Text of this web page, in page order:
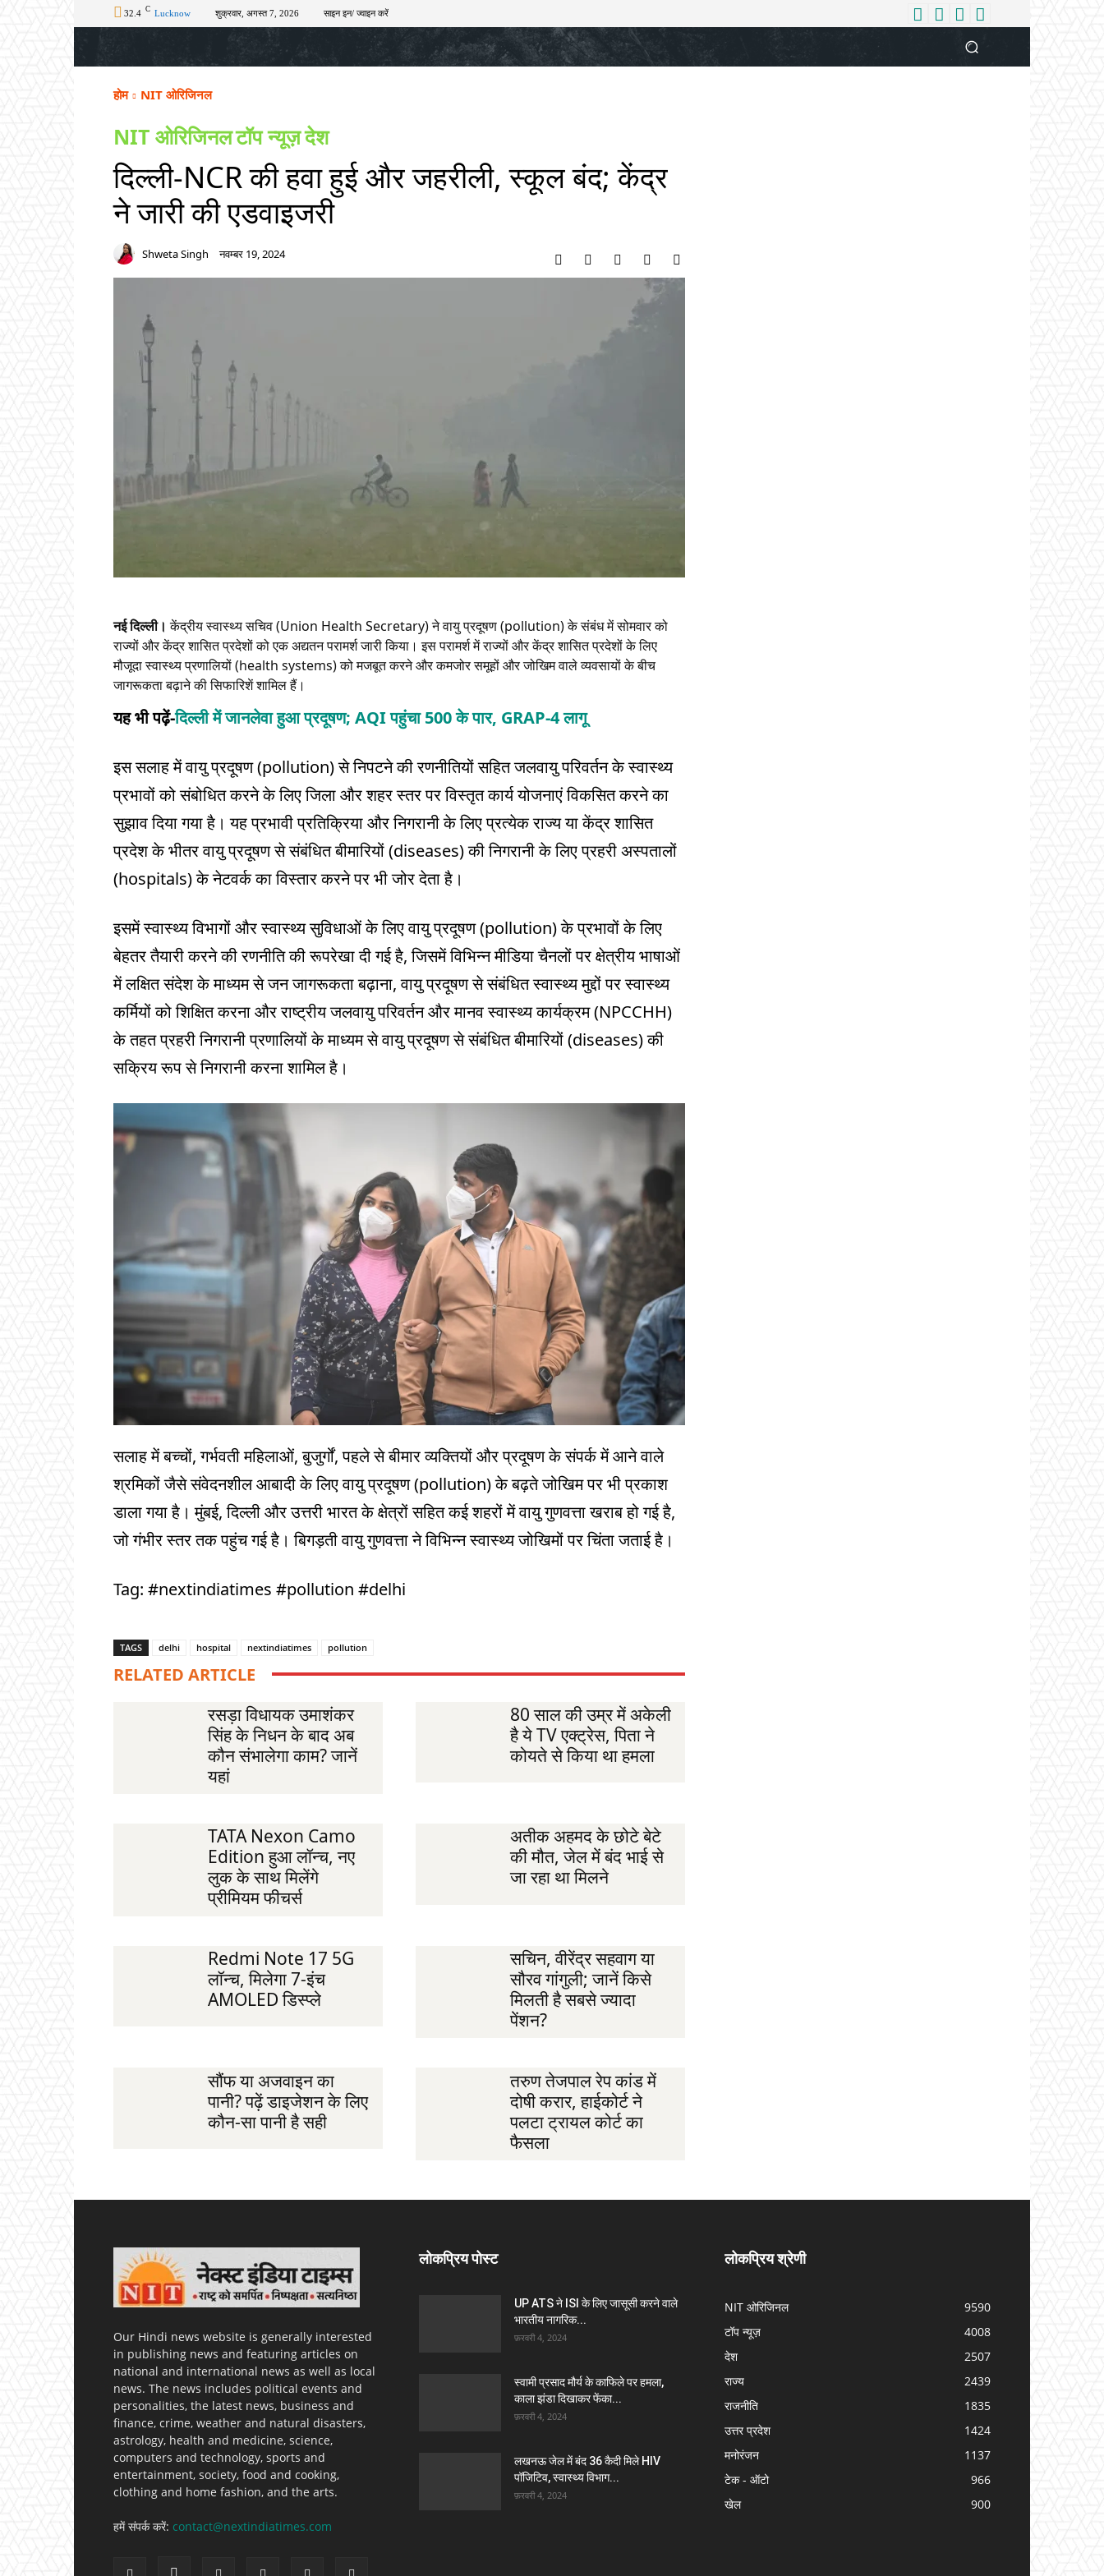
32.4 C Lucknow शुक्रवार, अगस्त 7, 2026 साइन इन/ ज्वाइन करें
अपराध चुनाव खेल टेक – ऑटो राज्य मनोरंजन लाइफस्टाइल बिजनेस आपकी आवाज
होम NIT ओरिजिनल
NIT ओरिजिनलटॉप न्यूज़देश
दिल्ली-NCR की हवा हुई और जहरीली, स्कूल बंद; केंद्र
ने जारी की एडवाइजरी
Shweta Singh नवम्बर 19, 2024
नई दिल्ली। केंद्रीय स्वास्थ्य सचिव (Union Health Secretary) ने वायु प्रदूषण (pollution) के संबंध में सोमवार को
राज्यों और केंद्र शासित प्रदेशों को एक अद्यतन परामर्श जारी किया। इस परामर्श में राज्यों और केंद्र शासित प्रदेशों के लिए
मौजूदा स्वास्थ्य प्रणालियों (health systems) को मजबूत करने और कमजोर समूहों और जोखिम वाले व्यवसायों के बीच
जागरूकता बढ़ाने की सिफारिशें शामिल हैं।
यह भी पढ़ें-दिल्ली में जानलेवा हुआ प्रदूषण; AQI पहुंचा 500 के पार, GRAP-4 लागू
इस सलाह में वायु प्रदूषण (pollution) से निपटने की रणनीतियों सहित जलवायु परिवर्तन के स्वास्थ्य
प्रभावों को संबोधित करने के लिए जिला और शहर स्तर पर विस्तृत कार्य योजनाएं विकसित करने का
सुझाव दिया गया है। यह प्रभावी प्रतिक्रिया और निगरानी के लिए प्रत्येक राज्य या केंद्र शासित
प्रदेश के भीतर वायु प्रदूषण से संबंधित बीमारियों (diseases) की निगरानी के लिए प्रहरी अस्पतालों
(hospitals) के नेटवर्क का विस्तार करने पर भी जोर देता है।
इसमें स्वास्थ्य विभागों और स्वास्थ्य सुविधाओं के लिए वायु प्रदूषण (pollution) के प्रभावों के लिए
बेहतर तैयारी करने की रणनीति की रूपरेखा दी गई है, जिसमें विभिन्न मीडिया चैनलों पर क्षेत्रीय भाषाओं
में लक्षित संदेश के माध्यम से जन जागरूकता बढ़ाना, वायु प्रदूषण से संबंधित स्वास्थ्य मुद्दों पर स्वास्थ्य
कर्मियों को शिक्षित करना और राष्ट्रीय जलवायु परिवर्तन और मानव स्वास्थ्य कार्यक्रम (NPCCHH)
के तहत प्रहरी निगरानी प्रणालियों के माध्यम से वायु प्रदूषण से संबंधित बीमारियों (diseases) की
सक्रिय रूप से निगरानी करना शामिल है।
सलाह में बच्चों, गर्भवती महिलाओं, बुजुर्गों, पहले से बीमार व्यक्तियों और प्रदूषण के संपर्क में आने वाले
श्रमिकों जैसे संवेदनशील आबादी के लिए वायु प्रदूषण (pollution) के बढ़ते जोखिम पर भी प्रकाश
डाला गया है। मुंबई, दिल्ली और उत्तरी भारत के क्षेत्रों सहित कई शहरों में वायु गुणवत्ता खराब हो गई है,
जो गंभीर स्तर तक पहुंच गई है। बिगड़ती वायु गुणवत्ता ने विभिन्न स्वास्थ्य जोखिमों पर चिंता जताई है।
Tag: #nextindiatimes #pollution #delhi
TAGS delhi hospital nextindiatimes pollution
RELATED ARTICLE
रसड़ा विधायक उमाशंकर
सिंह के निधन के बाद अब
कौन संभालेगा काम? जानें
यहां
80 साल की उम्र में अकेली
है ये TV एक्ट्रेस, पिता ने
कोयते से किया था हमला
TATA Nexon Camo
Edition हुआ लॉन्च, नए
लुक के साथ मिलेंगे
प्रीमियम फीचर्स
अतीक अहमद के छोटे बेटे
की मौत, जेल में बंद भाई से
जा रहा था मिलने
Redmi Note 17 5G
लॉन्च, मिलेगा 7-इंच
AMOLED डिस्प्ले
सचिन, वीरेंद्र सहवाग या
सौरव गांगुली; जानें किसे
मिलती है सबसे ज्यादा
पेंशन?
सौंफ या अजवाइन का
पानी? पढ़ें डाइजेशन के लिए
कौन-सा पानी है सही
तरुण तेजपाल रेप कांड में
दोषी करार, हाईकोर्ट ने
पलटा ट्रायल कोर्ट का
फैसला
Our Hindi news website is generally interested
in publishing news and featuring articles on
national and international news as well as local
news. The news includes political events and
personalities, the latest news, business and
finance, crime, weather and natural disasters,
astrology, health and medicine, science,
computers and technology, sports and
entertainment, society, food and cooking,
clothing and home fashion, and the arts.
हमें संपर्क करें: contact@nextindiatimes.com
लोकप्रिय पोस्ट
UP ATS ने ISI के लिए जासूसी करने वाले
भारतीय नागरिक...
फ़रवरी 4, 2024
स्वामी प्रसाद मौर्य के काफिले पर हमला,
काला झंडा दिखाकर फेंका...
फ़रवरी 4, 2024
लखनऊ जेल में बंद 36 कैदी मिले HIV
पॉजिटिव, स्वास्थ्य विभाग...
फ़रवरी 4, 2024
लोकप्रिय श्रेणी
NIT ओरिजिनल
9590
टॉप न्यूज़
4008
देश
2507
राज्य
2439
राजनीति
1835
उत्तर प्रदेश
1424
मनोरंजन
1137
टेक - ऑटो
966
खेल
900